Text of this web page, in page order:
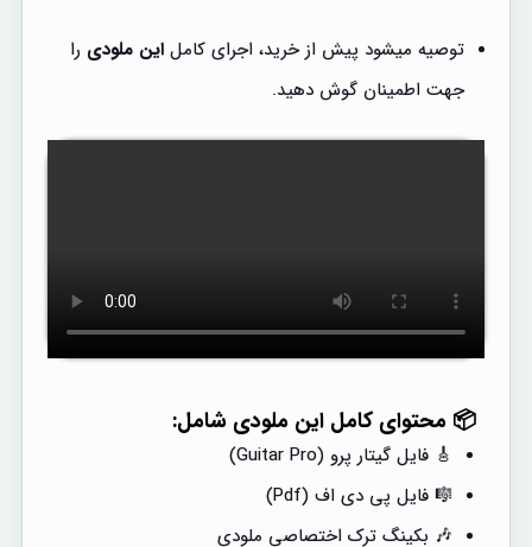
توصیه میشود پیش از خرید، اجرای کامل این ملودی را
جهت اطمینان گوش دهید.
📦 محتوای کامل این ملودی شامل:
🎸 فایل گیتار پرو (Guitar Pro)
🎼 فایل پی دی اف (Pdf)
🎶 بکینگ ترک اختصاصی ملودی